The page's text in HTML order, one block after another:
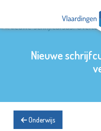
Nieuwe
Onderwijs